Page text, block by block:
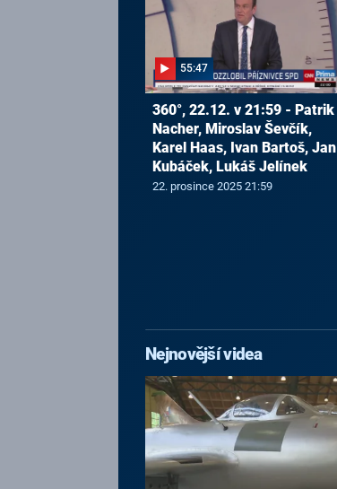
55:47
360°, 22.12. v 21:59 - Patrik
Nacher, Miroslav Ševčík,
Karel Haas, Ivan Bartoš, Jan
Kubáček, Lukáš Jelínek
22. prosince 2025 21:59
Nejnovější videa